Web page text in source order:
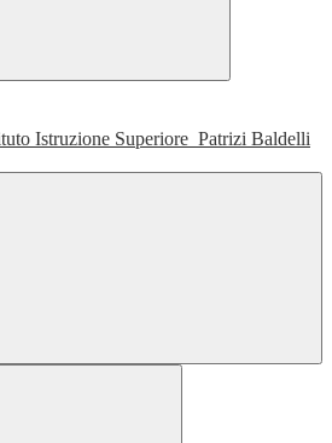
Istruzione Superiore Patrizi Baldelli